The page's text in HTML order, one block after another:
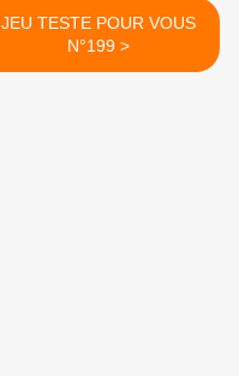
JEU TESTE POUR VOUS
N°199 >